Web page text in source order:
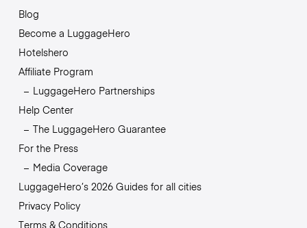
Blog
Become a LuggageHero
Hotelshero
Affiliate Program
LuggageHero Partnerships
Help Center
The LuggageHero Guarantee
For the Press
Media Coverage
LuggageHero’s 2026 Guides for all cities
Privacy Policy
Terms & Conditions